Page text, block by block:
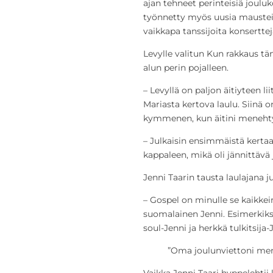
ajan tehneet perinteisiä
työnnetty myös uusia
vaikkapa tanssijoita
Levylle valitun Kun rakkaus
alun perin pojalleen.
– Levyllä on paljon äitiyteen
Mariasta kertova laulu. Siinä
kymmenen, kun äitini
– Julkaisin ensimmäistä
kappaleen, mikä oli
Jenni Taarin tausta laulajana
– Gospel on minulle se
suomalainen Jenni.
soul-Jenni ja herkkä
”Oma joulunviettoni